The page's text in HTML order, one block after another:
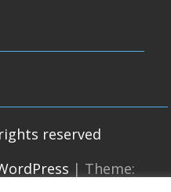
reserved
| Theme: